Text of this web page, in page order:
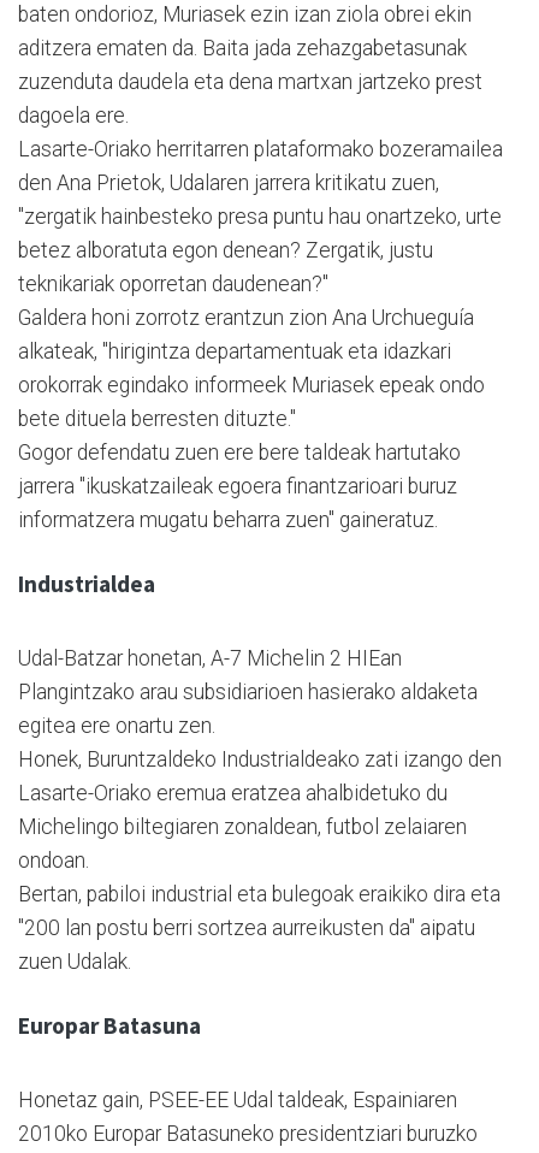
baten ondorioz, Muriasek ezin izan ziola obrei ekin
aditzera ematen da. Baita jada zehazgabetasunak
zuzenduta daudela eta dena martxan jartzeko prest
dagoela ere.
Lasarte-Oriako herritarren plataformako bozeramailea
den Ana Prietok, Udalaren jarrera kritikatu zuen,
"zergatik hainbesteko presa puntu hau onartzeko, urte
betez alboratuta egon denean? Zergatik, justu
teknikariak oporretan daudenean?"
Galdera honi zorrotz erantzun zion Ana Urchueguía
alkateak, "hirigintza departamentuak eta idazkari
orokorrak egindako informeek Muriasek epeak ondo
bete dituela berresten dituzte."
Gogor defendatu zuen ere bere taldeak hartutako
jarrera "ikuskatzaileak egoera finantzarioari buruz
informatzera mugatu beharra zuen" gaineratuz.
Industrialdea
Udal-Batzar honetan, A-7 Michelin 2 HIEan
Plangintzako arau subsidiarioen hasierako aldaketa
egitea ere onartu zen.
Honek, Buruntzaldeko Industrialdeako zati izango den
Lasarte-Oriako eremua eratzea ahalbidetuko du
Michelingo biltegiaren zonaldean, futbol zelaiaren
ondoan.
Bertan, pabiloi industrial eta bulegoak eraikiko dira eta
"200 lan postu berri sortzea aurreikusten da" aipatu
zuen Udalak.
Europar Batasuna
Honetaz gain, PSEE-EE Udal taldeak, Espainiaren
2010ko Europar Batasuneko presidentziari buruzko